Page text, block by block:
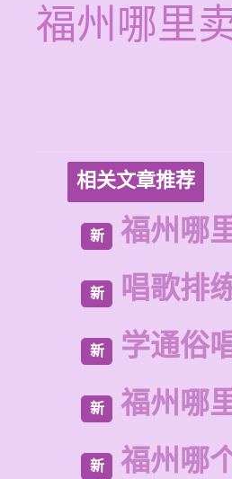
福州哪里
相关文章推荐
新 福州哪
新 唱歌排
新 学通俗
新 福州哪
新 福州哪